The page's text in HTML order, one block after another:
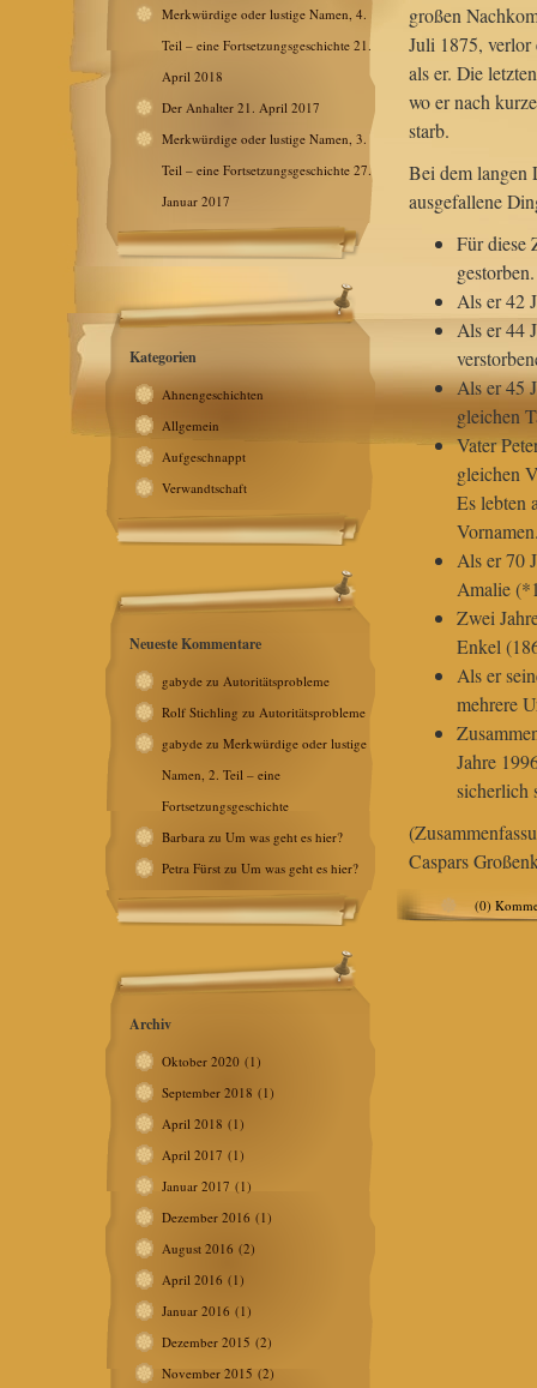
Merkwürdige oder lustige Namen, 4.
Teil – eine Fortsetzungsgeschichte 21.
April 2018
Der Anhalter 21. April 2017
Merkwürdige oder lustige Namen, 3.
Teil – eine Fortsetzungsgeschichte 27.
Januar 2017
Kategorien
Ahnengeschichten
Allgemein
Aufgeschnappt
Verwandtschaft
Neueste Kommentare
gabyde zu Autoritätsprobleme
Rolf Stichling zu Autoritätsprobleme
gabyde zu Merkwürdige oder lustige
Namen, 2. Teil – eine
Fortsetzungsgeschichte
Barbara zu Um was geht es hier?
Petra Fürst zu Um was geht es hier?
Archiv
Oktober 2020 (1)
September 2018 (1)
April 2018 (1)
April 2017 (1)
Januar 2017 (1)
Dezember 2016 (1)
August 2016 (2)
April 2016 (1)
Januar 2016 (1)
Dezember 2015 (2)
November 2015 (2)
großen
Juli 1875, verlor
als er. Die
wo er nach
starb.
Bei dem langen
ausgefallene
Für diese
Als er 42
Als er 44
Als er 45
gleichen
Vater
gleichen
Es lebten
Als er 70
Amalie
Zwei
Enkel
Als er
mehrere
Jahre
sicherlich
Caspars
(0)